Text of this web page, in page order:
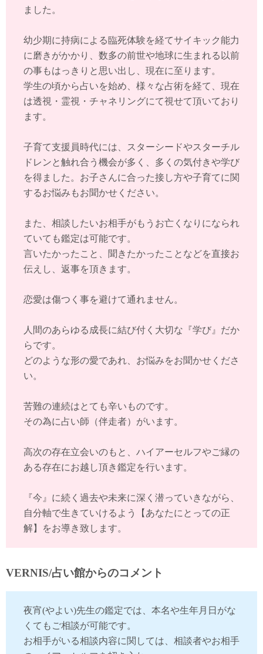
ました。
幼少期に持病による臨死体験を経てサイキック能力
に磨きがかかり、数多の前世や地球に生まれる以前
の事もはっきりと思い出し、現在に至ります。
学生の頃から占いを始め、様々な占術を経て、現在
は透視・霊視・チャネリングにて視せて頂いており
ます。
子育て支援員時代には、スターシードやスターチル
ドレンと触れ合う機会が多く、多くの気付きや学び
を得ました。お子さんに合った接し方や子育てに関
するお悩みもお聞かせください。
また、相談したいお相手がもうお亡くなりになられ
ていても鑑定は可能です。
言いたかったこと、聞きたかったことなどを直接お
伝えし、返事を頂きます。
恋愛は傷つく事を避けて通れません。
人間のあらゆる成長に結び付く大切な『学び』だか
らです。
どのような形の愛であれ、お悩みをお聞かせくださ
い。
苦難の連続はとても辛いものです。
その為に占い師（伴走者）がいます。
高次の存在立会いのもと、ハイアーセルフやご縁の
ある存在にお越し頂き鑑定を行います。
『今』に続く過去や未来に深く潜っていきながら、
自分軸で生きていけるよう【あなたにとっての正
解】をお導き致します。
VERNIS/占い館からのコメント
夜宵(やよい)先生の鑑定では、本名や生年月日がな
くてもご相談が可能です。
お相手がいる相談内容に関しては、相談者やお相手